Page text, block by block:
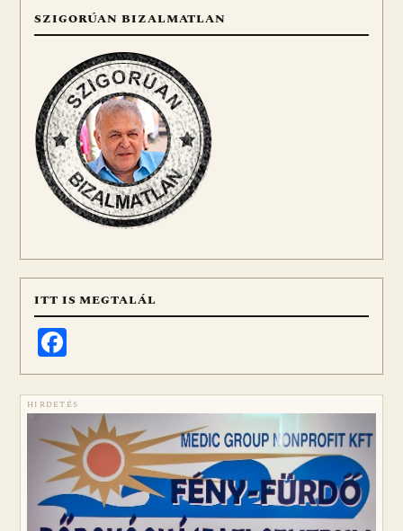
SZIGORÚAN BIZALMATLAN
ITT IS MEGTALÁL
HIRDETÉS